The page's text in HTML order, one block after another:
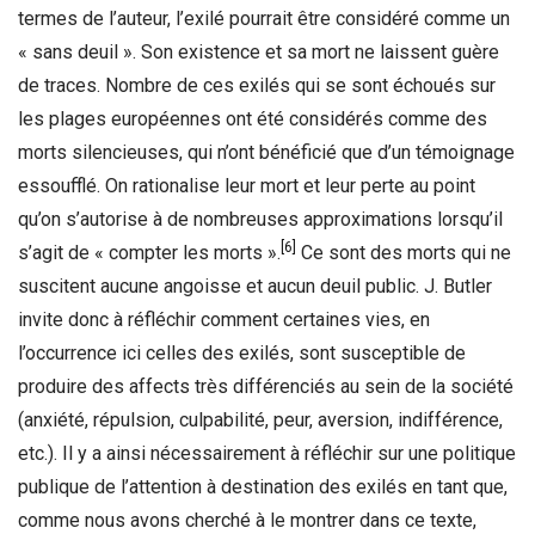
termes de l’auteur, l’exilé pourrait être considéré comme un
« sans deuil ». Son existence et sa mort ne laissent guère
de traces. Nombre de ces exilés qui se sont échoués sur
les plages européennes ont été considérés comme des
morts silencieuses, qui n’ont bénéficié que d’un témoignage
essoufflé. On rationalise leur mort et leur perte au point
qu’on s’autorise à de nombreuses approximations lorsqu’il
s’agit de « compter les morts ». [6] Ce sont des morts qui ne
suscitent aucune angoisse et aucun deuil public. J. Butler
invite donc à réfléchir comment certaines vies, en
l’occurrence ici celles des exilés, sont susceptible de
produire des affects très différenciés au sein de la société
(anxiété, répulsion, culpabilité, peur, aversion, indifférence,
etc.). Il y a ainsi nécessairement à réfléchir sur une politique
publique de l’attention à destination des exilés en tant que,
comme nous avons cherché à le montrer dans ce texte,